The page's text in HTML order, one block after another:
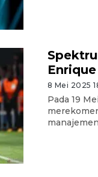
8 Mei 2025
Pada 19